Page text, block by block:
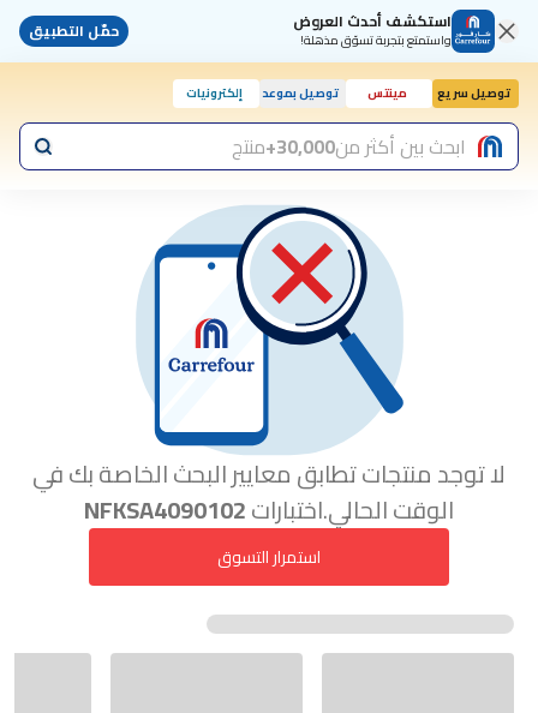
استكشف أحدث العروض
واستمتع بتجربة تسوّق مذهلة! حمّل التطبيق
توصيل سريع مينتس توصيل بموعد إلكترونيات
اليوم, 10:00 صابحث بين أكثر من30,000+ منتج
لا توجد منتجات تطابق معايير البحث الخاصة بك في
الوقت الحالي.اختباراتNFKSA4090102
استمرار التسوق